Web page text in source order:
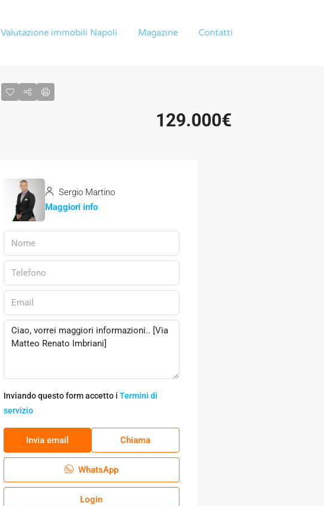
Valutazione immobili Napoli Magazine Contatti
129.000€
Sergio Martino
Maggiori info
Inviando questo form accetto i Termini di
servizio
‏Invia email Chiama
WhatsApp
Login